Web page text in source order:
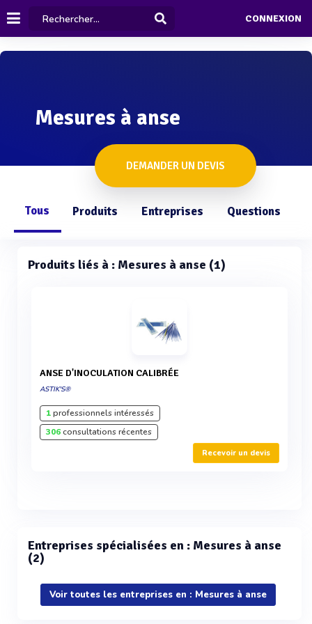
CONNEXION
Mesures à anse
DEMANDER UN DEVIS
Tous Produits Entreprises Questions
Produits liés à : Mesures à anse (1)
ANSE D'INOCULATION CALIBRÉE
ASTIK'S®
1professionnels intéressés
306consultations récentes
Recevoir un devis
Entreprises spécialisées en : Mesures à anse
(2)
Voir toutes les entreprises en : Mesures à anse